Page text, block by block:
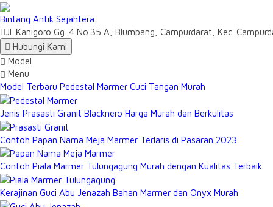
Bintang Antik Sejahtera
Jl. Kanigoro Gg. 4 No.35 A, Blumbang, Campurdarat, Kec.
Hubungi Kami
Model
Menu
Model Terbaru Pedestal Marmer Cuci Tangan Murah
Jenis Prasasti Granit Blacknero Harga Murah dan Berkulitas
Contoh Papan Nama Meja Marmer Terlaris di Pasaran 2023
Contoh Piala Marmer Tulungagung Murah dengan Kualitas Terbaik
Kerajinan Guci Abu Jenazah Bahan Marmer dan Onyx Murah